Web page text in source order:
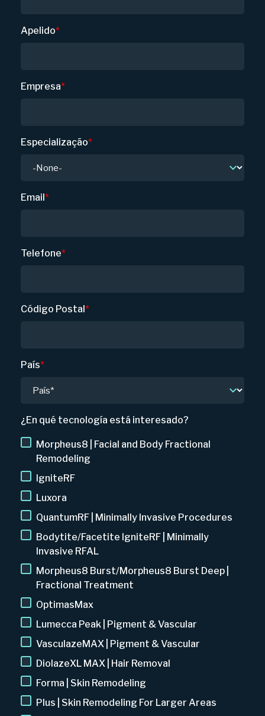
Apelido*
Empresa*
Especialização*
Email *
Telefone*
Código Postal *
País*
¿En qué tecnología está interesado?
Morpheus8 | Facial and Body Fractional
Remodeling
IgniteRF
Luxora
QuantumRF | Minimally Invasive Procedures
Bodytite/Facetite IgniteRF | Minimally
Invasive RFAL
Morpheus8 Burst/Morpheus8 Burst Deep |
Fractional Treatment
OptimasMax
Lumecca Peak | Pigment & Vascular
VasculazeMAX | Pigment & Vascular
DiolazeXL MAX | Hair Removal
Forma | Skin Remodeling
Plus | Skin Remodeling For Larger Areas